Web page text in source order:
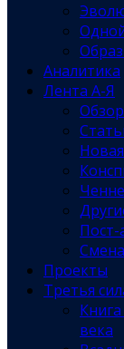
Аналитика
Лента А-Я
Пост-
Проекты
Третья
века